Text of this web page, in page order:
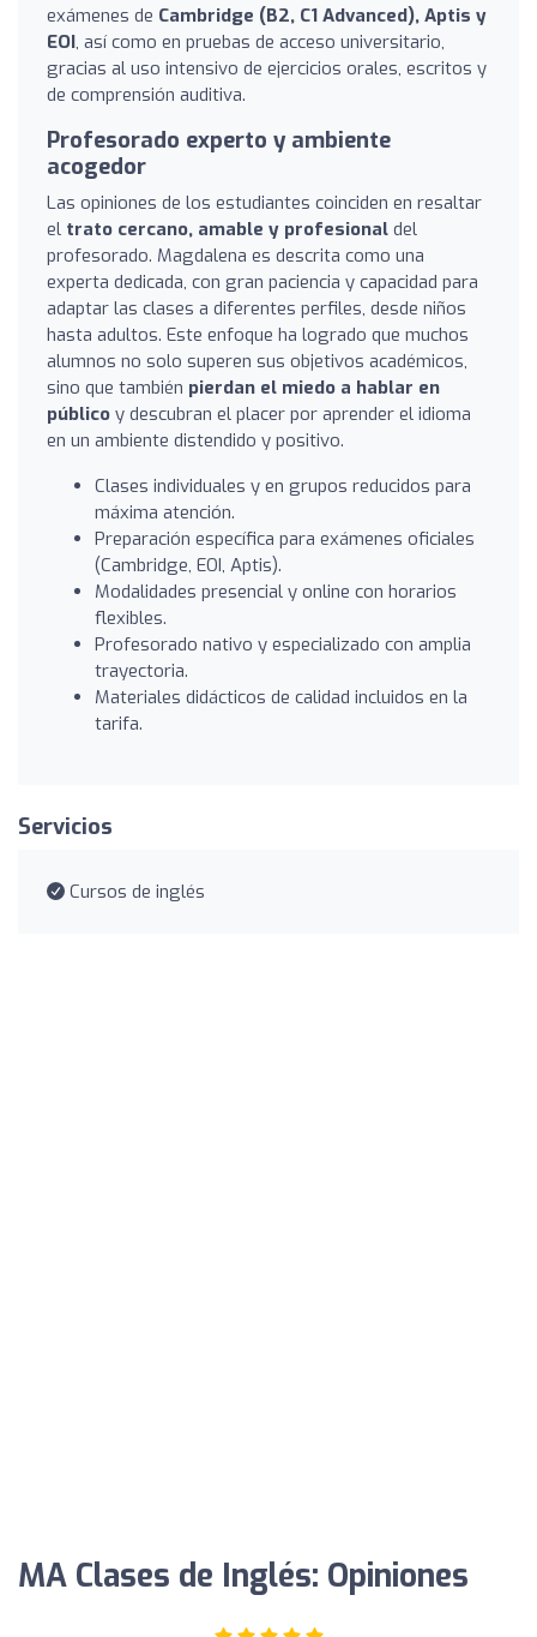
exámenes de Cambridge (B2, C1 Advanced), Aptis y
EOI, así como en pruebas de acceso universitario,
gracias al uso intensivo de ejercicios orales, escritos y
de comprensión auditiva.
Profesorado experto y ambiente
acogedor
Las opiniones de los estudiantes coinciden en resaltar
el trato cercano, amable y profesional del
profesorado. Magdalena es descrita como una
experta dedicada, con gran paciencia y capacidad para
adaptar las clases a diferentes perfiles, desde niños
hasta adultos. Este enfoque ha logrado que muchos
alumnos no solo superen sus objetivos académicos,
sino que también pierdan el miedo a hablar en
público y descubran el placer por aprender el idioma
en un ambiente distendido y positivo.
Clases individuales y en grupos reducidos para
máxima atención.
Preparación específica para exámenes oficiales
(Cambridge, EOI, Aptis).
Modalidades presencial y online con horarios
flexibles.
Profesorado nativo y especializado con amplia
trayectoria.
Materiales didácticos de calidad incluidos en la
tarifa.
Servicios
Cursos de inglés
MA Clases de Inglés: Opiniones